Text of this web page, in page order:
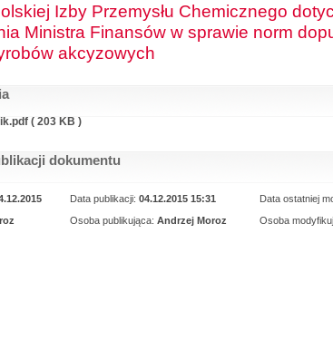
Izby Przemysłu Chemicznego
Ministra Finansów w sprawie norm
akcyzowych
( 203 KB )
dokumentu
Data publikacji: 04.12.2015 15:31 Data ostatniej
Osoba publikująca: Andrzej Moroz Osoba